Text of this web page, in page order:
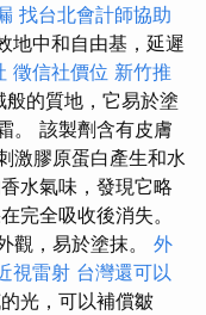
找台北會計師協助
地中和自由基，延遲
徵信社價位 新竹推
的質地，它易於塗
。 該製劑含有皮膚
激膠原蛋白產生和水
水氣味，發現它略
完全吸收後消失。
觀，易於塗抹。 外
視雷射 台灣還可以
光，可以補償皺